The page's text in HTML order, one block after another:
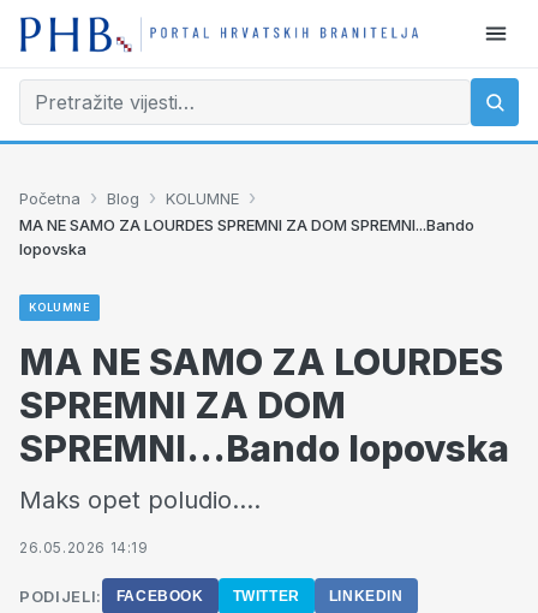
Početna › Blog › KOLUMNE ›
MA NE SAMO ZA LOURDES SPREMNI ZA DOM SPREMNI...Bando
lopovska
KOLUMNE
MA NE SAMO ZA LOURDES
SPREMNI ZA DOM
SPREMNI...Bando lopovska
Maks opet poludio....
26.05.2026 14:19
PODIJELI: FACEBOOK TWITTER LINKEDIN